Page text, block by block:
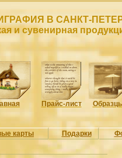
В САНКТ-
и сувенирная
Прайс-лист
карты Подарки